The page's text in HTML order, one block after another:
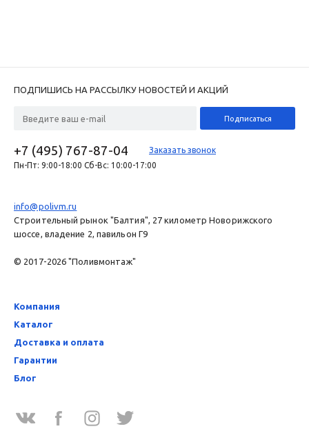
ПОДПИШИСЬ НА РАССЫЛКУ НОВОСТЕЙ И АКЦИЙ
+7 (495) 767-87-04
Заказать звонок
Пн-Пт: 9:00-18:00 Сб-Вс: 10:00-17:00
info@polivm.ru
Строительный рынок "Балтия", 27 километр Новорижского
шоссе, владение 2, павильон Г9
© 2017-2026 "Поливмонтаж"
Компания
Каталог
Доставка и оплата
Гарантии
Блог